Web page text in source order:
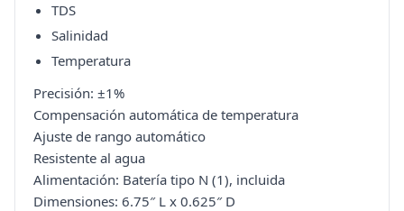
TDS
Salinidad
Temperatura
Precisión: ±1%
Compensación automática de temperatura
Ajuste de rango automático
Resistente al agua
Alimentación: Batería tipo N (1), incluida
Dimensiones: 6.75″ L x 0.625″ D